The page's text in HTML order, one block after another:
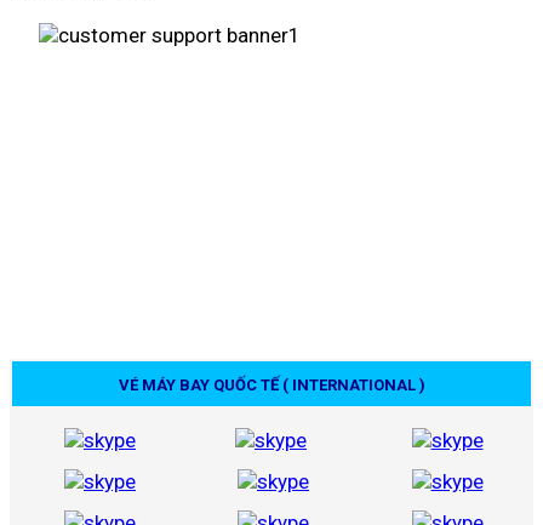
VÉ MÁY BAY QUỐC TẾ ( INTERNATIONAL )